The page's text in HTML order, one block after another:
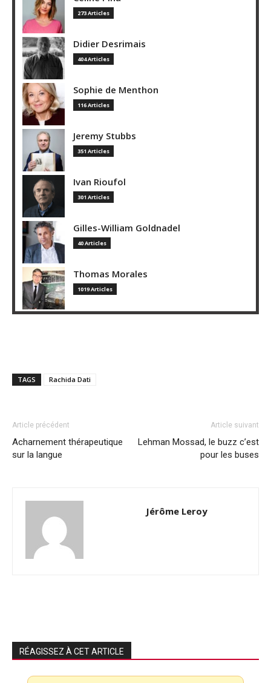
273 Articles
Didier Desrimais
404 Articles
Sophie de Menthon
116 Articles
Jeremy Stubbs
351 Articles
Ivan Rioufol
301 Articles
Gilles-William Goldnadel
40 Articles
Thomas Morales
1019 Articles
TAGS Rachida Dati
Article précédent
Acharnement thérapeutique
sur la langue
Article suivant
Lehman Mossad, le buzz c’est
pour les buses
Jérôme Leroy
RÉAGISSEZ À CET ARTICLE